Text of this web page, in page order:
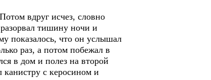
вдруг исчез, словно
тишину ночи и
показалось, что он услышал
раз, а потом побежал в
в дом и полез на второй
канистру с керосином и